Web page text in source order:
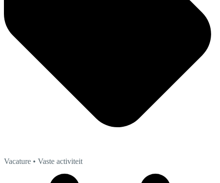
Vacature • Vaste activiteit